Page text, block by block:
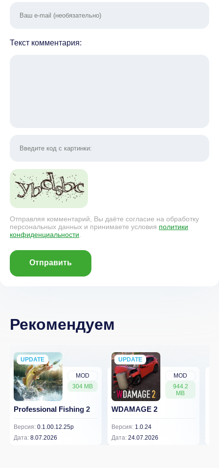
Текст комментария:
Отправляя комментарий, Вы даёте согласие на обработку
персональных данных и принимаете условия политики
конфиденциальности.
Отправить
Рекомендуем
MOD
304 MB
UPDATE
NEW
Professional Fishing 2
Версия: 0.1.00.12.25p
Дата: 8.07.2026
MOD
944.2
MB
UPDATE
NEW
WDAMAGE 2
Версия: 1.0.24
Дата: 24.07.2026